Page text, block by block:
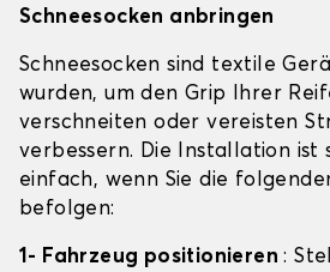
Schneesocken anbringen
Schneesocken sind textile
wurden, um den Grip Ihrer
verschneiten oder vereisten
verbessern. Die Installation ist
einfach, wenn Sie die
befolgen:
1- Fahrzeug positionieren: